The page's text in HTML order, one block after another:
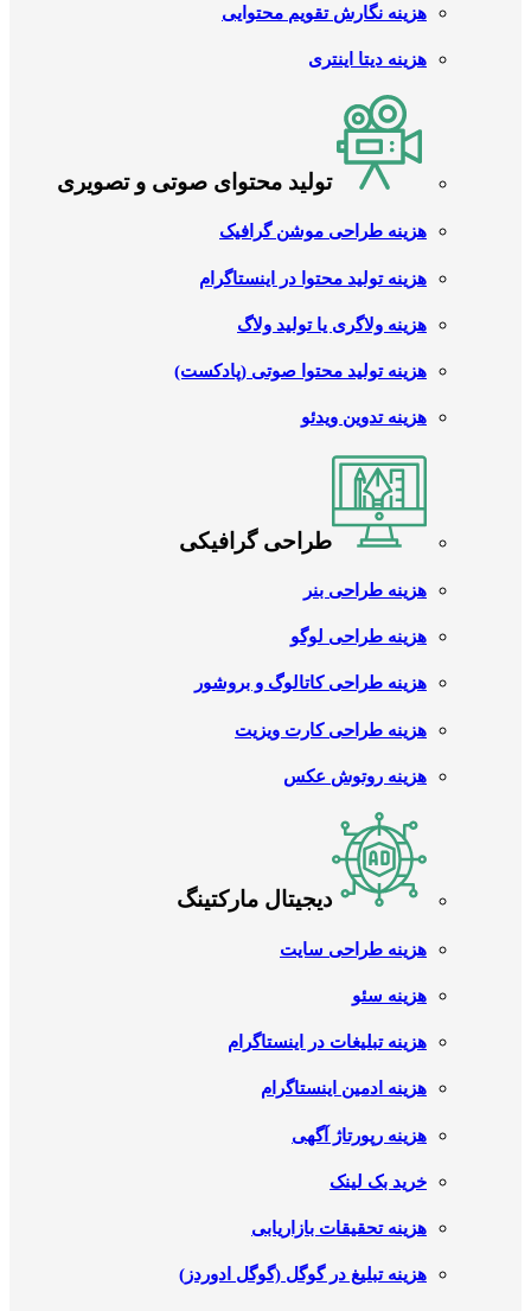
هزینه نگارش تقویم محتوایی
هزینه دیتا اینتری
تولید محتوای صوتی و تصویری
هزینه طراحی موشن گرافیک
هزینه تولید محتوا در اینستاگرام
هزینه ولاگری یا تولید ولاگ
هزینه تولید محتوا صوتی (پادکست)
هزینه تدوین ویدئو
طراحی گرافیکی
هزینه طراحی بنر
هزینه طراحی لوگو
هزینه طراحی کاتالوگ و بروشور
هزینه طراحی کارت ویزیت
هزینه روتوش عکس
دیجیتال مارکتینگ
هزینه طراحی سایت
هزینه سئو
هزینه تبلیغات در اینستاگرام
هزینه ادمین اینستاگرام
هزینه رپورتاژ آگهی
خرید بک لینک
هزینه تحقیقات بازاریابی
هزینه تبلیغ در گوگل (گوگل ادوردز)